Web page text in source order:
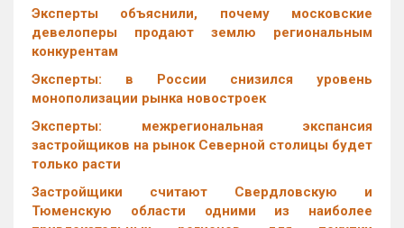
Эксперты объяснили, почему московские
девелоперы продают землю региональным
конкурентам
Эксперты: в России снизился уровень
монополизации рынка новостроек
Эксперты: межрегиональная экспансия
застройщиков на рынок Северной столицы будет
только расти
Застройщики считают Свердловскую и
Тюменскую области одними из наиболее